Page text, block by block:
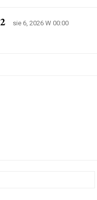
sie 6, 2026 W 00:00